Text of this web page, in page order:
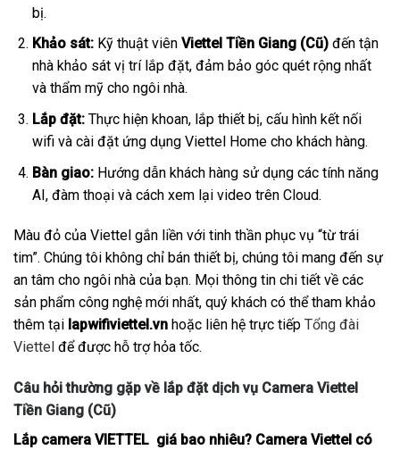
bị.
Khảo sát:Kỹ thuật viên Viettel Tiền Giang (Cũ)đến tận
nhà khảo sát vị trí lắp đặt, đảm bảo góc quét rộng nhất
và thẩm mỹ cho ngôi nhà.
Lắp đặt:Thực hiện khoan, lắp thiết bị, cấu hình kết nối
wifi và cài đặt ứng dụng Viettel Home cho khách hàng.
Bàn giao:Hướng dẫn khách hàng sử dụng các tính năng
AI, đàm thoại và cách xem lại video trên Cloud.
Màu đỏ của Viettel gắn liền với tinh thần phục vụ “từ trái
tim”. Chúng tôi không chỉ bán thiết bị, chúng tôi mang đến sự
an tâm cho ngôi nhà của bạn. Mọi thông tin chi tiết về các
sản phẩm công nghệ mới nhất, quý khách có thể tham khảo
thêm tại lapwifiviettel.vn hoặc liên hệ trực tiếp Tổng đài
Viettel để được hỗ trợ hỏa tốc.
Câu hỏi thường gặp về lắp đặt dịch vụ Camera Viettel
Tiền Giang (Cũ)
Lắp camera VIETTEL giá bao nhiêu? Camera Viettel có